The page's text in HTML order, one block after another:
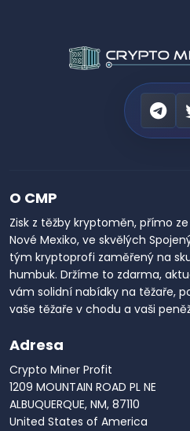
O CMP
Zisk z těžby kryptoměn, přímo
Nové Mexiko, ve skvělých
tým kryptoprofi zaměřený na
humbuk. Držíme to zdarma,
vám solidní nabídky na těžaře,
vaše těžaře v chodu a vaši
Adresa
Crypto Miner Profit
1209 MOUNTAIN ROAD PL NE
ALBUQUERQUE, NM, 87110
United States of America